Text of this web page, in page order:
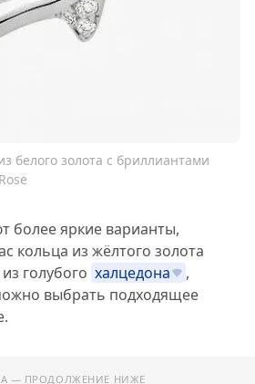
белого золота с бриллиантами
более яркие варианты,
кольца из жёлтого золота
голубого халцедона
,
выбрать подходящее
— ПРОДОЛЖЕНИЕ НИЖЕ